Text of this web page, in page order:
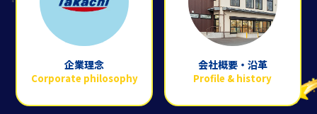
企業理念
Corporate philosophy
会社概要・沿革
Profile & history